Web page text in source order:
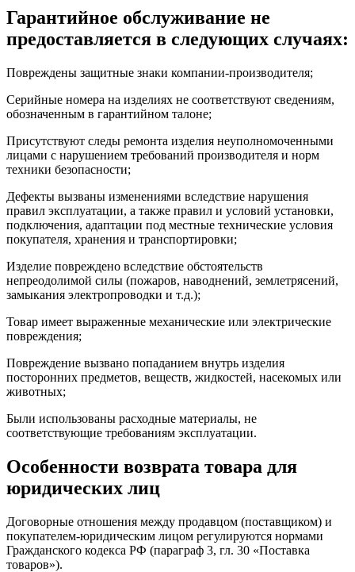
Гарантийное обслуживание не
предоставляется в следующих случаях:
Повреждены защитные знаки компании-производителя;
Серийные номера на изделиях не соответствуют сведениям,
обозначенным в гарантийном талоне;
Присутствуют следы ремонта изделия неуполномоченными
лицами с нарушением требований производителя и норм
техники безопасности;
Дефекты вызваны изменениями вследствие нарушения
правил эксплуатации, а также правил и условий установки,
подключения, адаптации под местные технические условия
покупателя, хранения и транспортировки;
Изделие повреждено вследствие обстоятельств
непреодолимой силы (пожаров, наводнений, землетрясений,
замыкания электропроводки и т.д.);
Товар имеет выраженные механические или электрические
повреждения;
Повреждение вызвано попаданием внутрь изделия
посторонних предметов, веществ, жидкостей, насекомых или
животных;
Были использованы расходные материалы, не
соответствующие требованиям эксплуатации.
Особенности возврата товара для
юридических лиц
Договорные отношения между продавцом (поставщиком) и
покупателем-юридическим лицом регулируются нормами
Гражданского кодекса РФ (параграф 3, гл. 30 «Поставка
товаров»).